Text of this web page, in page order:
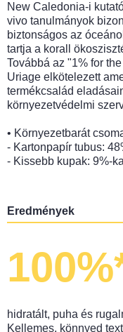
New Caledonia-i
vivo tanulmányok
biztonságos az
tartja a korall
Továbbá az "1% for
Uriage elkötelezett
termékcsalád
környezetvédelmi
• Környezetbarát
- Kartonpapír tubus:
- Kissebb kupak: 9%-
Eredmények
hidratált, puha és
Kellemes, könnyed